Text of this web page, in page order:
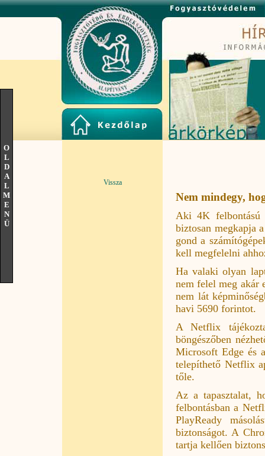
O
L
D
A
L
M
E
N
Ü
Vissza
Nem mindegy,
Aki 4K felbontású
biztosan megkapja
gond a
kell megfelelni
Ha valaki olyan
nem felel meg akár
nem lát
havi 5690 forintot.
A Netflix
böngészőben
Microsoft Edge és
telepíthető Netflix
tőle.
Az a tapasztalat,
felbontásban a
PlayReady
biztonságot. A
tartja kellően